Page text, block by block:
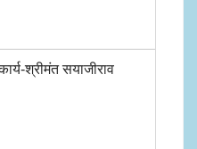
श्रीमंत सयाजीराव